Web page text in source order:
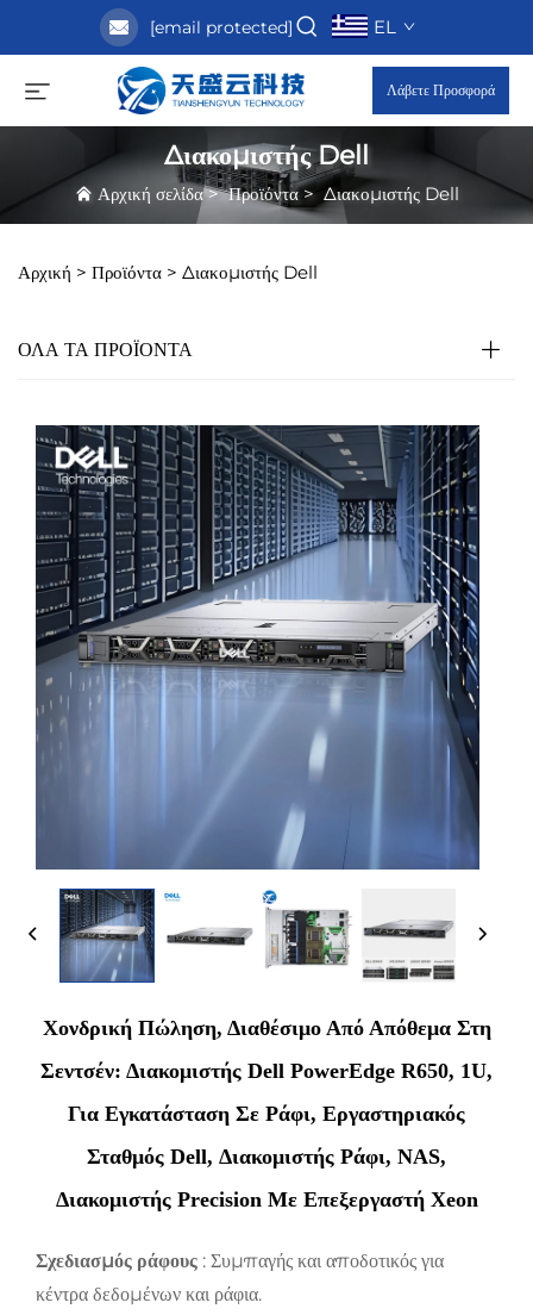
[email protected] EL
Λάβετε Προσφορά
Διακομιστής Dell
Αρχική σελίδα>Προϊόντα> Διακομιστής Dell
Αρχική > Προϊόντα > Διακομιστής Dell
ΟΛΑ ΤΑ ΠΡΟΪΟΝΤΑ
Χονδρική Πώληση, Διαθέσιμο Από Απόθεμα Στη
Σεντσέν: Διακομιστής Dell PowerEdge R650, 1U,
Για Εγκατάσταση Σε Ράφι, Εργαστηριακός
Σταθμός Dell, Διακομιστής Ράφι, NAS,
Διακομιστής Precision Με Επεξεργαστή Xeon
Σχεδιασμός ράφους : Συμπαγής και αποδοτικός για
κέντρα δεδομένων και ράφια.